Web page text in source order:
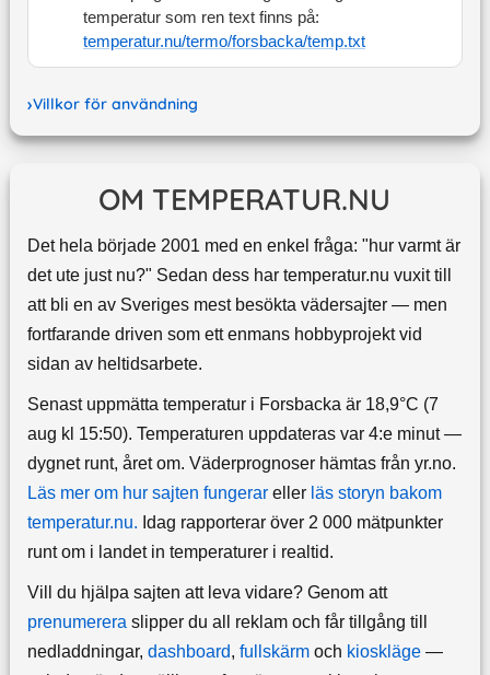
temperatur som ren text finns på:
temperatur.nu/termo/forsbacka/temp.txt
Villkor för användning
OM TEMPERATUR.NU
Det hela började 2001 med en enkel fråga: "hur varmt är
det ute just nu?" Sedan dess har temperatur.nu vuxit till
att bli en av Sveriges mest besökta vädersajter — men
fortfarande driven som ett enmans hobbyprojekt vid
sidan av heltidsarbete.
Senast uppmätta temperatur i Forsbacka är 18,9°C (7
aug kl 15:50). Temperaturen uppdateras var 4:e minut —
dygnet runt, året om. Väderprognoser hämtas från yr.no.
Läs mer om hur sajten fungerareller läs storyn bakom
temperatur.nu. Idag rapporterar över 2 000 mätpunkter
runt om i landet in temperaturer i realtid.
Vill du hjälpa sajten att leva vidare? Genom att
prenumereraslipper du all reklam och får tillgång till
nedladdningar, dashboard, fullskärmoch kioskläge—